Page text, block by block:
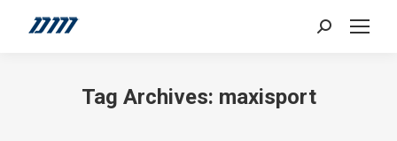
Search:
Tag Archives: maxisport